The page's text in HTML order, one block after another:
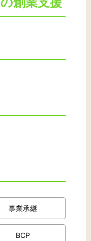
て
ント通貨
事業承継
BCP